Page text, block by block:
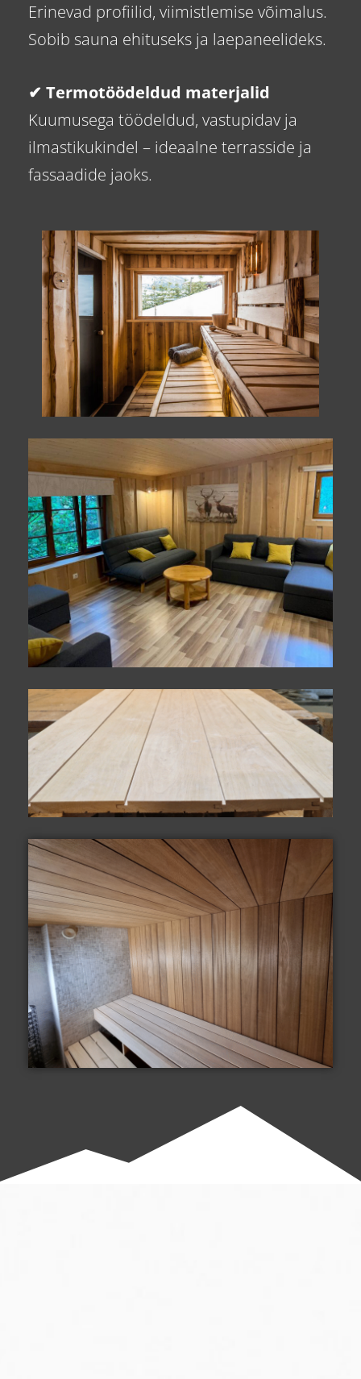
Erinevad profiilid, viimistlemise võimalus.
Sobib sauna ehituseks ja laepaneelideks.
✔ Termotöödeldud materjalid
Kuumusega töödeldud, vastupidav ja
ilmastikukindel – ideaalne terrasside ja
fassaadide jaoks.